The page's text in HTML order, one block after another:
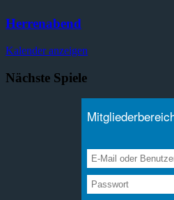
Herrenabend
Kalender anzeigen
Nächste Spiele